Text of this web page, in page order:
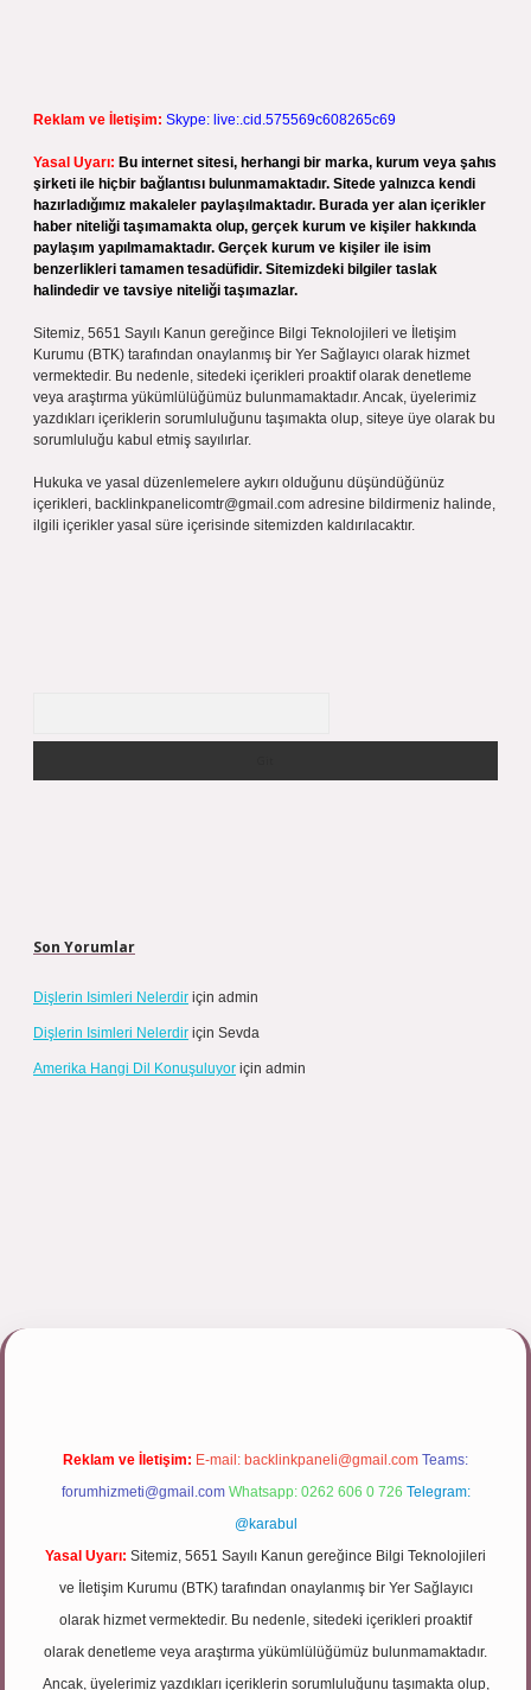
Reklam ve İletişim: Skype: live:.cid.575569c608265c69
Yasal Uyarı: Bu internet sitesi, herhangi bir marka, kurum veya şahıs
şirketi ile hiçbir bağlantısı bulunmamaktadır. Sitede yalnızca kendi
hazırladığımız makaleler paylaşılmaktadır. Burada yer alan içerikler
haber niteliği taşımamakta olup, gerçek kurum ve kişiler hakkında
paylaşım yapılmamaktadır. Gerçek kurum ve kişiler ile isim
benzerlikleri tamamen tesadüfidir. Sitemizdeki bilgiler taslak
halindedir ve tavsiye niteliği taşımazlar.
Sitemiz, 5651 Sayılı Kanun gereğince Bilgi Teknolojileri ve İletişim
Kurumu (BTK) tarafından onaylanmış bir Yer Sağlayıcı olarak hizmet
vermektedir. Bu nedenle, sitedeki içerikleri proaktif olarak denetleme
veya araştırma yükümlülüğümüz bulunmamaktadır. Ancak, üyelerimiz
yazdıkları içeriklerin sorumluluğunu taşımakta olup, siteye üye olarak bu
sorumluluğu kabul etmiş sayılırlar.
Hukuka ve yasal düzenlemelere aykırı olduğunu düşündüğünüz
içerikleri, backlinkpanelicomtr@gmail.com adresine bildirmeniz halinde,
ilgili içerikler yasal süre içerisinde sitemizden kaldırılacaktır.
Son Yorumlar
Dişlerin Isimleri Nelerdir için admin
Dişlerin Isimleri Nelerdir için Sevda
Amerika Hangi Dil Konuşuluyor için admin
Reklam ve İletişim: E-mail: backlinkpaneli@gmail.com Teams:
forumhizmeti@gmail.com Whatsapp: 0262 606 0 726 Telegram:
@karabul
Yasal Uyarı: Sitemiz, 5651 Sayılı Kanun gereğince Bilgi Teknolojileri
ve İletişim Kurumu (BTK) tarafından onaylanmış bir Yer Sağlayıcı
olarak hizmet vermektedir. Bu nedenle, sitedeki içerikleri proaktif
olarak denetleme veya araştırma yükümlülüğümüz bulunmamaktadır.
Ancak, üyelerimiz yazdıkları içeriklerin sorumluluğunu taşımakta olup,